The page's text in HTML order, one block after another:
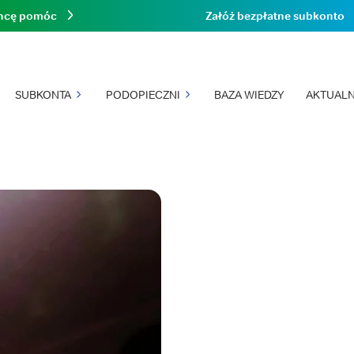
SUBKONTA PODOPIECZNI BAZA WIEDZY
pomóc Załóż bezpłatne subkonto